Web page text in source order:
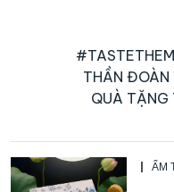
THẦN ĐOÀN
QUÀ TẶNG
ẨM